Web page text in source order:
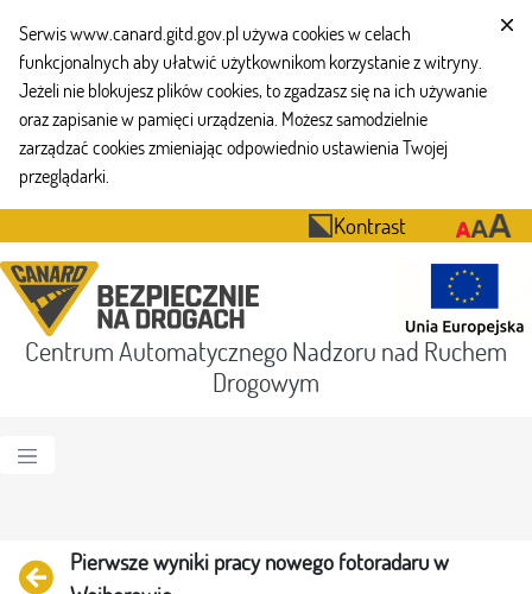
Serwis www.canard.gitd.gov.pl używa cookies w celach
funkcjonalnych aby ułatwić użytkownikom korzystanie z witryny.
Jeżeli nie blokujesz plików cookies, to zgadzasz się na ich używanie
oraz zapisanie w pamięci urządzenia. Możesz samodzielnie
zarządzać cookies zmieniając odpowiednio ustawienia Twojej
przeglądarki.
Kontrast
Centrum Automatycznego Nadzoru nad Ruchem
Drogowym
Powrót
Pierwsze wyniki pracy nowego fotoradaru w